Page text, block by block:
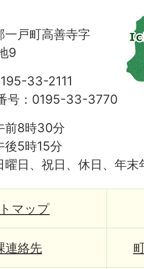
一戸町高善寺字
9
33-2111
号：0195-33-3770
前8時30分
後5時15分
曜日、祝日、休日、年
マップ
連絡先